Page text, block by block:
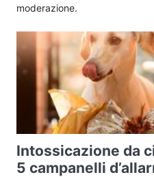
moderazione.
Intossicazione da
5 campanelli